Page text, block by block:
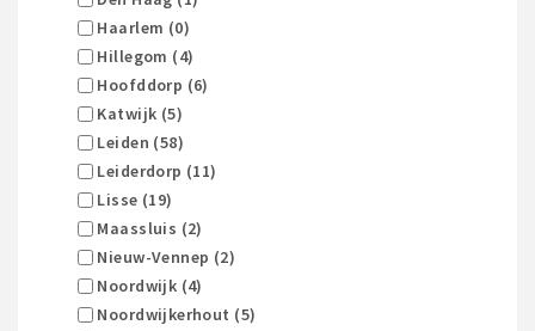
Haarlem (0)
Hillegom (4)
Hoofddorp (6)
Katwijk (5)
Leiden (58)
Leiderdorp (11)
Lisse (19)
Maassluis (2)
Nieuw-Vennep (2)
Noordwijk (4)
Noordwijkerhout (5)